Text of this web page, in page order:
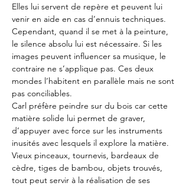
Elles lui servent de repère et peuvent lui
venir en aide en cas d’ennuis techniques.
Cependant, quand il se met à la peinture,
le silence absolu lui est nécessaire. Si les
images peuvent influencer sa musique, le
contraire ne s’applique pas. Ces deux
mondes l’habitent en parallèle mais ne sont
pas conciliables.
Carl préfère peindre sur du bois car cette
matière solide lui permet de graver,
d’appuyer avec force sur les instruments
inusités avec lesquels il explore la matière.
Vieux pinceaux, tournevis, bardeaux de
cèdre, tiges de bambou, objets trouvés,
tout peut servir à la réalisation de ses